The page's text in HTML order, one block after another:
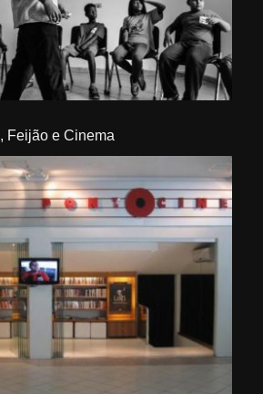
Feijão e Cinema